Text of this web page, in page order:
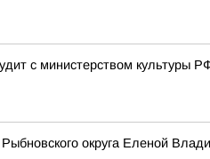
с министерством культуры
округа Еленой